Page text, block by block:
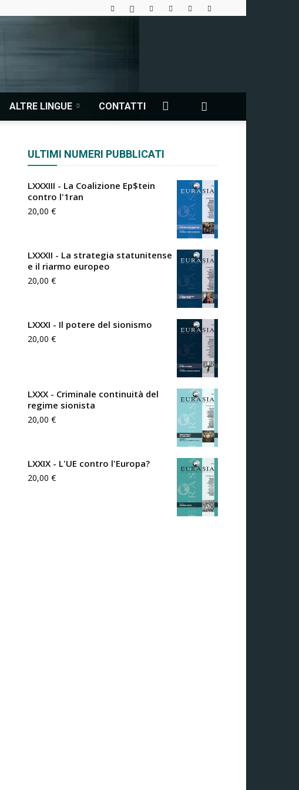
ALTRE LINGUE CONTATTI
ULTIMI NUMERI PUBBLICATI
LXXXIII - La Coalizione Ep$tein
contro l'1ran
20,00 €
LXXXII - La strategia statunitense
e il riarmo europeo
20,00 €
LXXXI - Il potere del sionismo
20,00 €
LXXX - Criminale continuità del
regime sionista
20,00 €
LXXIX - L'UE contro l'Europa?
20,00 €